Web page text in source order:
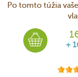
Po tomto túžia
+